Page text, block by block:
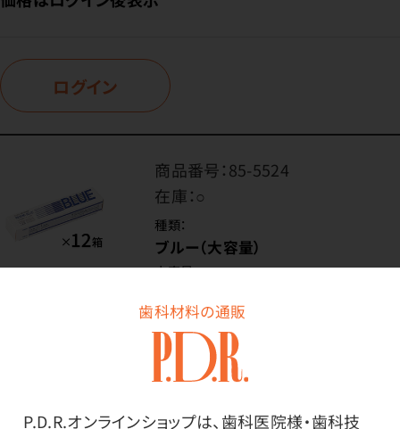
歯科材料の通販
P.D.R.オンラインショップは、歯科医院様・歯科技
ログイン
商品番号：85-5524
在庫：○
種類：
ブルー（大容量）
内容量：